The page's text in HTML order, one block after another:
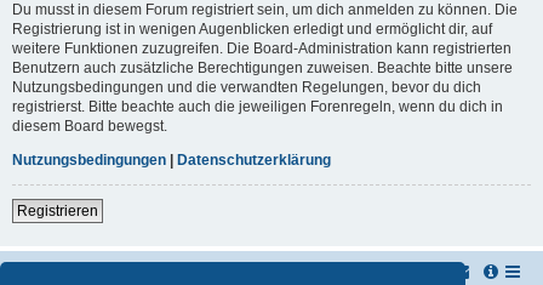
Du musst in diesem Forum registriert sein, um dich anmelden zu können. Die
Registrierung ist in wenigen Augenblicken erledigt und ermöglicht dir, auf
weitere Funktionen zuzugreifen. Die Board-Administration kann registrierten
Benutzern auch zusätzliche Berechtigungen zuweisen. Beachte bitte unsere
Nutzungsbedingungen und die verwandten Regelungen, bevor du dich
registrierst. Bitte beachte auch die jeweiligen Forenregeln, wenn du dich in
diesem Board bewegst.
Nutzungsbedingungen
Datenschutzerklärung
Registrieren